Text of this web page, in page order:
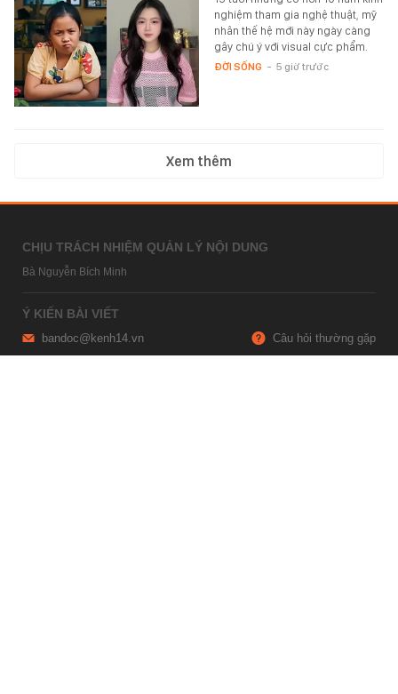
nghiệm tham gia nghệ thuật, mỹ
nhân thế hệ mới này ngày càng
gây chú ý với visual cực phẩm.
ĐỜI SỐNG - 5 giờ trước
Xem thêm
CHỊU TRÁCH NHIỆM QUẢN LÝ NỘI DUNG
Bà Nguyễn Bích Minh
Ý KIẾN BÀI VIẾT
bandoc@kenh14.vn Câu hỏi thường gặp